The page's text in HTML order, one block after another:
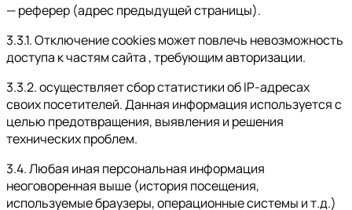
— реферер (адрес предыдущей страницы).
3.3.1. Отключение cookies может повлечь невозможность
доступа к частям сайта , требующим авторизации.
3.3.2. осуществляет сбор статистики об IP-адресах
своих посетителей. Данная информация используется с
целью предотвращения, выявления и решения
технических проблем.
3.4. Любая иная персональная информация
неоговоренная выше (история посещения,
используемые браузеры, операционные системы и т.д.)